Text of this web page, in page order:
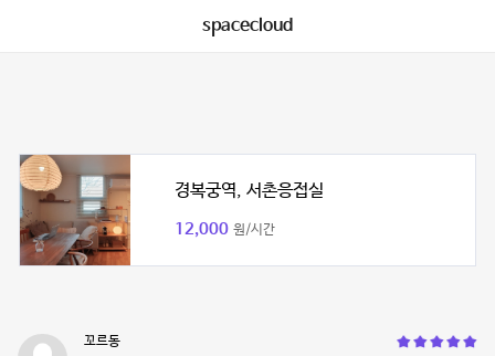
spacecloud
경복궁역, 서촌응접실
12,000 원/시간
꼬르동